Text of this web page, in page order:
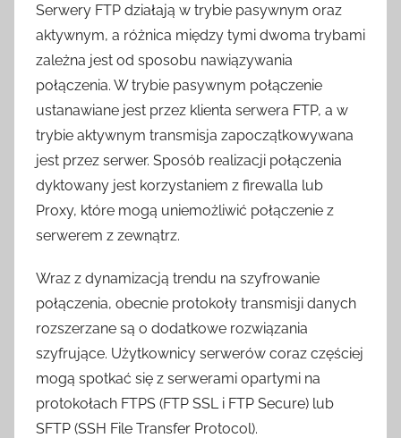
Serwery FTP działają w trybie pasywnym oraz
aktywnym, a różnica między tymi dwoma trybami
zależna jest od sposobu nawiązywania
połączenia. W trybie pasywnym połączenie
ustanawiane jest przez klienta serwera FTP, a w
trybie aktywnym transmisja zapoczątkowywana
jest przez serwer. Sposób realizacji połączenia
dyktowany jest korzystaniem z firewalla lub
Proxy, które mogą uniemożliwić połączenie z
serwerem z zewnątrz.
Wraz z dynamizacją trendu na szyfrowanie
połączenia, obecnie protokoły transmisji danych
rozszerzane są o dodatkowe rozwiązania
szyfrujące. Użytkownicy serwerów coraz częściej
mogą spotkać się z serwerami opartymi na
protokołach FTPS (FTP SSL i FTP Secure) lub
SFTP (SSH File Transfer Protocol).